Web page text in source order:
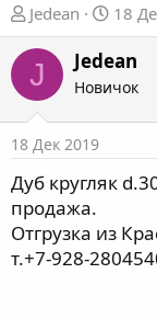
А
в
о
р
е
м
ы
Jedean
Д
а
т
а
а
л
18
J Jedean
Новичок
18 Дек 2019
Дуб кругляк
продажа.
Отгрузка из
т.+7-928-